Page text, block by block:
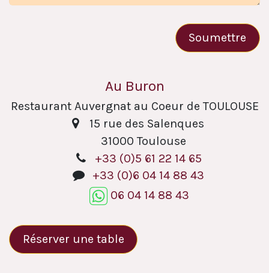
Soumettre
Au Buron
Restaurant Auvergnat au Coeur de TOULOUSE
15 rue des Salenques
​31000 Toulouse
+33 (0)5 61 22 14 65
+33 (0)6 04 14 88 43
06 04 14 88 43
Réserver une table